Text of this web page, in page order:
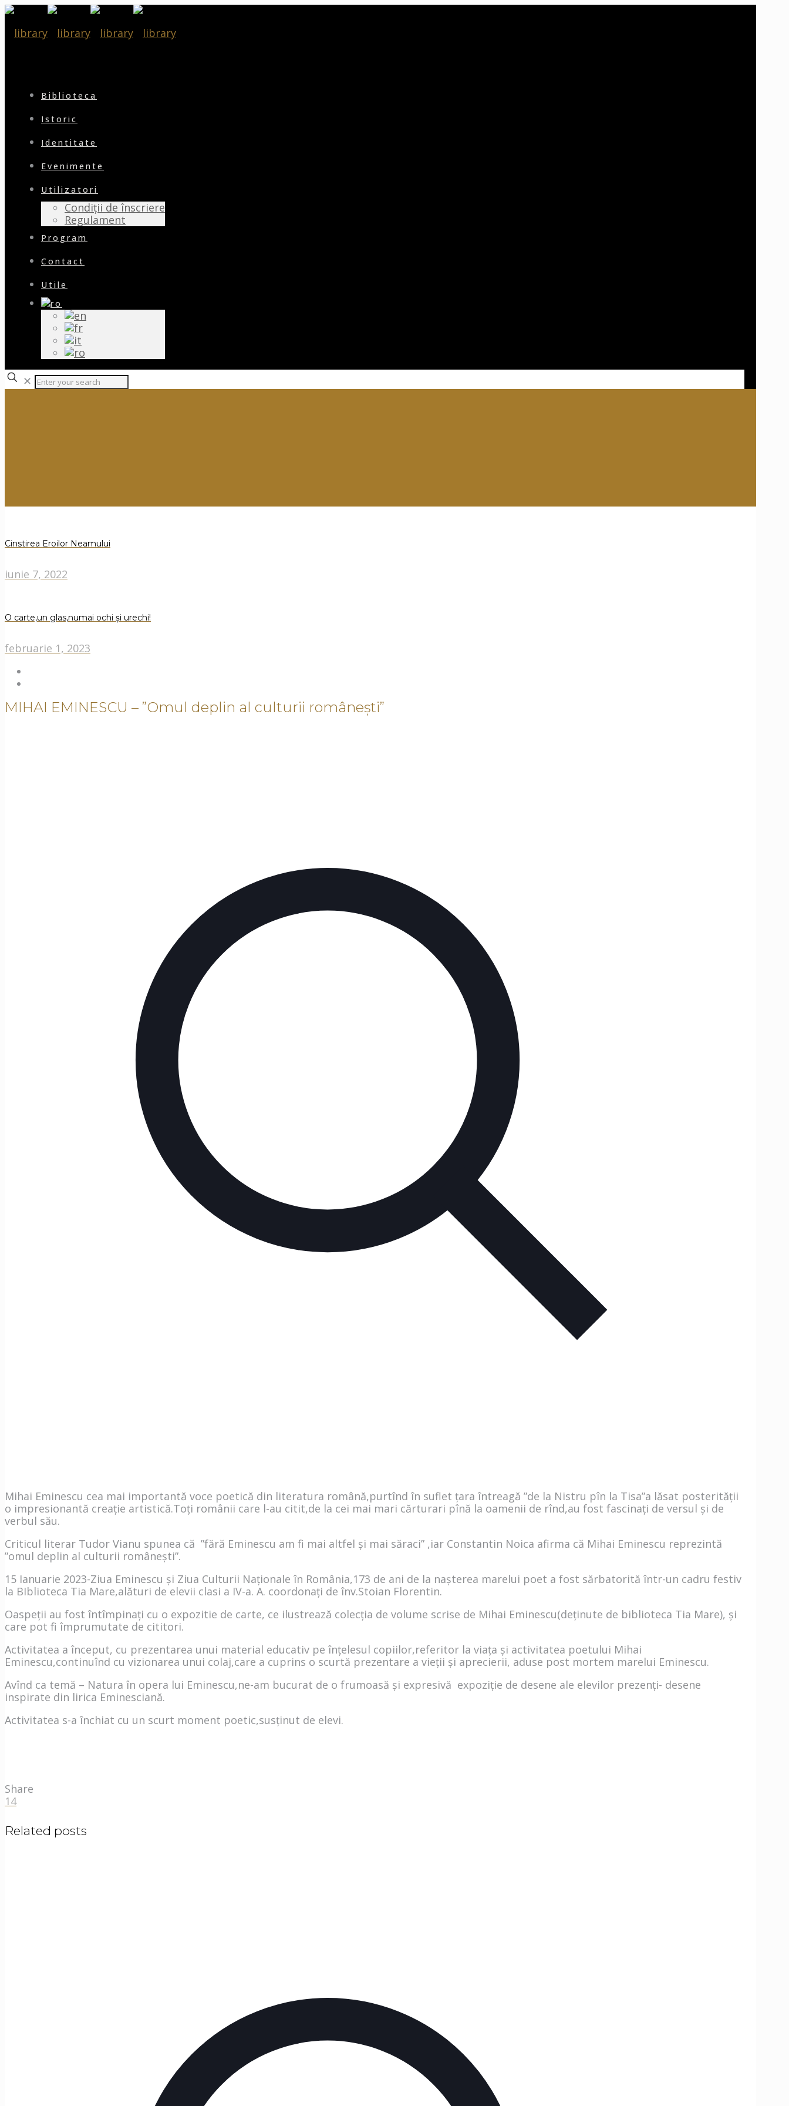
Biblioteca
Istoric
Identitate
Evenimente
Utilizatori
Condiții de înscriere
Regulament
Program
Contact
Utile
✕
Cinstirea Eroilor Neamului
iunie 7, 2022
O carte,un glas,numai ochi și urechi!
februarie 1, 2023
MIHAI EMINESCU – ”Omul deplin al culturii românești”
Mihai Eminescu cea mai importantă voce poetică din literatura română,purtînd în suflet țara întreagă ”de la Nistru pîn la Tisa”a lăsat posterității
o impresionantă creație artistică.Toți românii care l-au citit,de la cei mai mari cărturari pînă la oamenii de rînd,au fost fascinați de versul și de
verbul său.
Criticul literar Tudor Vianu spunea că ”fără Eminescu am fi mai altfel și mai săraci” ,iar Constantin Noica afirma că Mihai Eminescu reprezintă
”omul deplin al culturii românești”.
15 Ianuarie 2023-Ziua Eminescu și Ziua Culturii Naționale în România,173 de ani de la nașterea marelui poet a fost sărbatorită într-un cadru festiv
la BIblioteca Tia Mare,alături de elevii clasi a IV-a. A. coordonați de înv.Stoian Florentin.
Oaspeții au fost întîmpinați cu o expozitie de carte, ce ilustrează colecția de volume scrise de Mihai Eminescu(deținute de biblioteca Tia Mare), și
care pot fi împrumutate de cititori.
Activitatea a început, cu prezentarea unui material educativ pe înțelesul copiilor,referitor la viața și activitatea poetului Mihai
Eminescu,continuînd cu vizionarea unui colaj,care a cuprins o scurtă prezentare a vieții și aprecierii, aduse post mortem marelui Eminescu.
Avînd ca temă – Natura în opera lui Eminescu,ne-am bucurat de o frumoasă și expresivă expoziție de desene ale elevilor prezenți- desene
inspirate din lirica Eminesciană.
Activitatea s-a închiat cu un scurt moment poetic,susținut de elevi.
Share
14
Related posts